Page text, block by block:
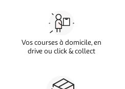
Vos courses à domicile, en
drive ou click & collect